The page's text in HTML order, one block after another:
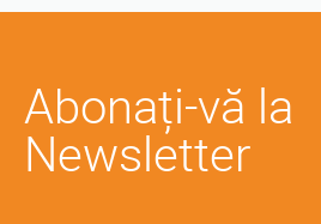
Abonați-vă la
Newsletter